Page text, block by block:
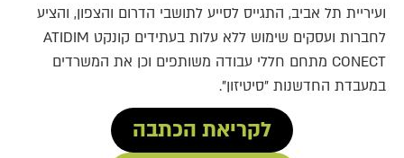
ועיריית תל אביב, התגייס לסייע לתושבי הדרום והצפון, והציע
לחברות ועסקים שימוש ללא עלות בעתידים קונקט ATIDIM
CONECT מתחם חללי עבודה משותפים וכן את המשרדים
במעבדת החדשנות "סיטיזון".
לקריאת הכתבה